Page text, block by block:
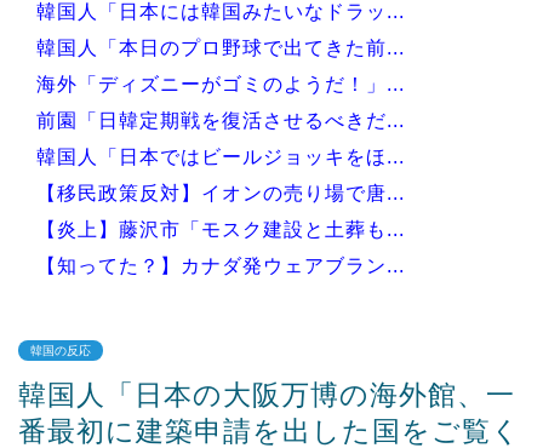
韓国人「日本には韓国みたいなドラッ...
韓国人「本日のプロ野球で出てきた前...
海外「ディズニーがゴミのようだ！」...
前園「日韓定期戦を復活させるべきだ...
韓国人「日本ではビールジョッキをほ...
【移民政策反対】イオンの売り場で唐...
【炎上】藤沢市「モスク建設と土葬も...
【知ってた？】カナダ発ウェアブラン...
Powered by livedoor 相互RSS
韓国の反応
韓国人「日本の大阪万博の海外館、一
番最初に建築申請を出した国をご覧く